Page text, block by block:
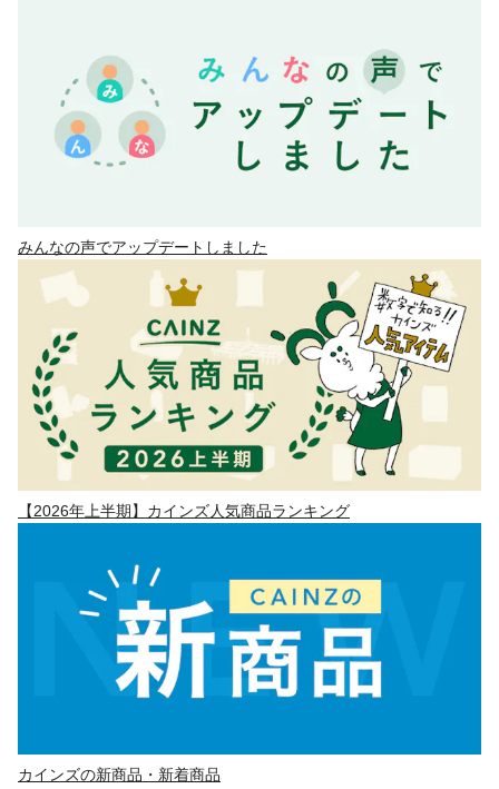
みんなの声でアップデートしました
【2026年上半期】カインズ人気商品ランキング
カインズの新商品・新着商品